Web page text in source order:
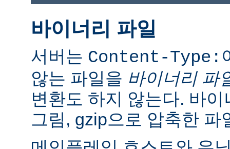
바이너리 파일
서버는 Content-Type:
않는 파일을 바이너리 파
변환도 하지 않는다. 바
그림, gzip으로 압축한 파